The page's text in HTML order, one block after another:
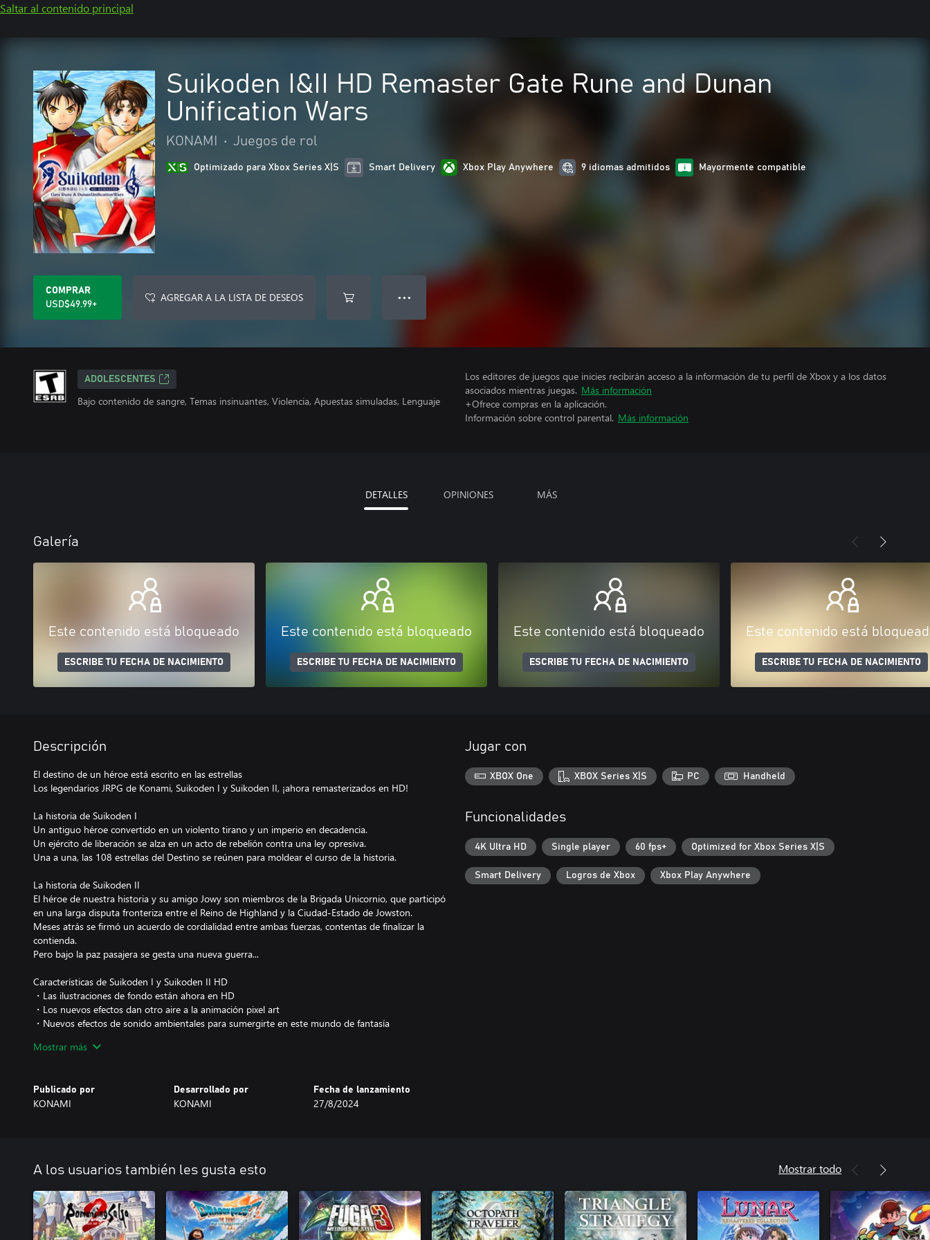
Saltar al contenido principal
Suikoden I&II HD Remaster Gate Rune and Dunan
Unification Wars
KONAMI • Juegos de rol
Optimizado para Xbox Series X|S Smart Delivery Xbox Play Anywhere 9 idiomas admitidos Mayormente compatible
COMPRAR
USD$49.99+
AGREGAR A LA LISTA DE DESEOS ● ● ●
ADOLESCENTES
Bajo contenido de sangre, Temas insinuantes, Violencia, Apuestas simuladas, Lenguaje
Los editores de juegos que inicies recibirán acceso a la información de tu perfil de Xbox y a los datos
asociados mientras juegas. Más información
+Ofrece compras en la aplicación.
Información sobre control parental. Más información
DETALLES OPINIONES MÁS
Galería
Este contenido está bloqueado
ESCRIBE TU FECHA DE NACIMIENTO
Este contenido está bloqueado
ESCRIBE TU FECHA DE NACIMIENTO
Este contenido está bloqueado
ESCRIBE TU FECHA DE NACIMIENTO
Este contenido está
ESCRIBE TU FECHA DE NACIMIENTO
Descripción
El destino de un héroe está escrito en las estrellas
Los legendarios JRPG de Konami, Suikoden I y Suikoden II, ¡ahora remasterizados en HD!
La historia de Suikoden I
Un antiguo héroe convertido en un violento tirano y un imperio en decadencia.
Un ejército de liberación se alza en un acto de rebelión contra una ley opresiva.
Una a una, las 108 estrellas del Destino se reúnen para moldear el curso de la historia.
La historia de Suikoden II
El héroe de nuestra historia y su amigo Jowy son miembros de la Brigada Unicornio, que participó
en una larga disputa fronteriza entre el Reino de Highland y la Ciudad-Estado de Jowston.
Meses atrás se firmó un acuerdo de cordialidad entre ambas fuerzas, contentas de finalizar la
contienda.
Pero bajo la paz pasajera se gesta una nueva guerra...
Características de Suikoden I y Suikoden II HD
・Las ilustraciones de fondo están ahora en HD
・Los nuevos efectos dan otro aire a la animación pixel art
・Nuevos efectos de sonido ambientales para sumergirte en este mundo de fantasía
・Nuevo sistema de autoguardado
Mostrar más
Publicado por
KONAMI
Desarrollado por
KONAMI
Fecha de lanzamiento
27/8/2024
Jugar con
XBOX One XBOX Series X|S PC Handheld
Funcionalidades
4K Ultra HD Single player 60 fps+ Optimized for Xbox Series X|S
Smart Delivery Logros de Xbox Xbox Play Anywhere
A los usuarios también les gusta esto Mostrar todo